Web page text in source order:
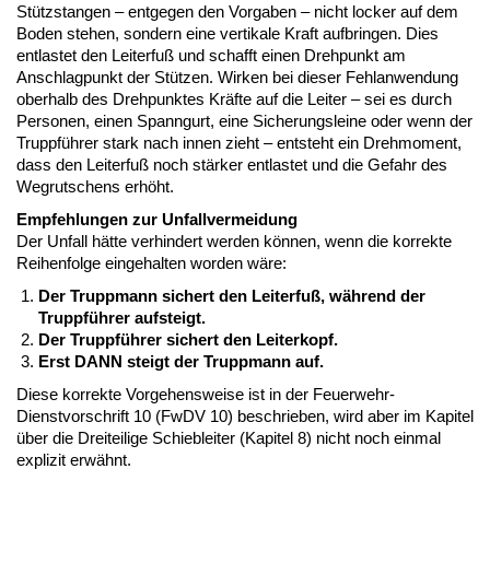
Stützstangen – entgegen den Vorgaben – nicht locker auf dem
Boden stehen, sondern eine vertikale Kraft aufbringen. Dies
entlastet den Leiterfuß und schafft einen Drehpunkt am
Anschlagpunkt der Stützen. Wirken bei dieser Fehlanwendung
oberhalb des Drehpunktes Kräfte auf die Leiter – sei es durch
Personen, einen Spanngurt, eine Sicherungsleine oder wenn der
Truppführer stark nach innen zieht – entsteht ein Drehmoment,
dass den Leiterfuß noch stärker entlastet und die Gefahr des
Wegrutschens erhöht.
Empfehlungen zur Unfallvermeidung
Der Unfall hätte verhindert werden können, wenn die korrekte
Reihenfolge eingehalten worden wäre:
Der Truppmann sichert den Leiterfuß, während der
Truppführer aufsteigt.
Der Truppführer sichert den Leiterkopf.
Erst DANN steigt der Truppmann auf.
Diese korrekte Vorgehensweise ist in der Feuerwehr-
Dienstvorschrift 10 (FwDV 10) beschrieben, wird aber im Kapitel
über die Dreiteilige Schiebleiter (Kapitel 8) nicht noch einmal
explizit erwähnt.